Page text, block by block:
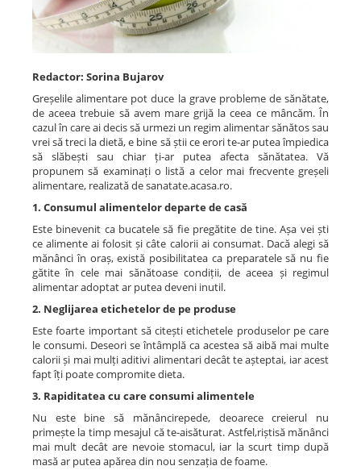
SanoTeca
Redactor: Sorina Bujarov
Greșelile alimentare pot duce la grave probleme de sănătate,
de aceea trebuie să avem mare grijă la ceea ce mâncăm. În
cazul în care ai decis să urmezi un regim alimentar sănătos sau
vrei să treci la dietă, e bine să știi ce erori te-ar putea împiedica
să slăbești sau chiar ți-ar putea afecta sănătatea. Vă
propunem să examinați o listă a celor mai frecvente greșeli
alimentare, realizată de sanatate.acasa.ro.
1. Consumul alimentelor departe de casă
Este binevenit ca bucatele să fie pregătite de tine. Așa vei ști
ce alimente ai folosit și câte calorii ai consumat. Dacă alegi să
mănânci în oraș, există posibilitatea ca preparatele să nu fie
gătite în cele mai sănătoase condiții, de aceea și regimul
alimentar adoptat ar putea deveni inutil.
2. Neglijarea etichetelor de pe produse
Este foarte important să citești etichetele produselor pe care
le consumi. Deseori se întâmplă ca acestea să aibă mai multe
calorii și mai mulți aditivi alimentari decât te așteptai, iar acest
fapt îți poate compromite dieta.
3. Rapiditatea cu care consumi alimentele
Nu este bine să mănâncirepede, deoarece creierul nu
primește la timp mesajul că te-aisăturat. Astfel,riștisă mănânci
mai mult decât are nevoie stomacul, iar la scurt timp după
masă ar putea apărea din nou senzația de foame.